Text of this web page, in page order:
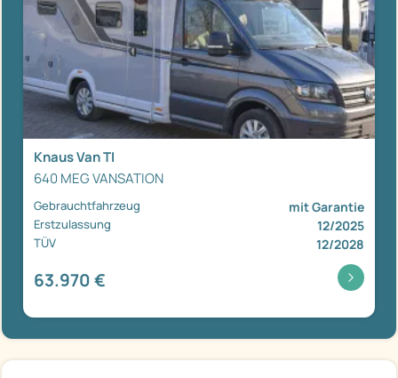
Knaus Van TI
640 MEG VANSATION
Gebrauchtfahrzeug mit Garantie
Erstzulassung 12/2025
TÜV 12/2028
63.970 €